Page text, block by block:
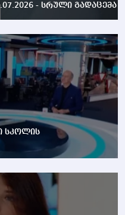
- სრული გადაცემა
სკოლის